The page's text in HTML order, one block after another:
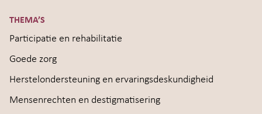
THEMA’S
Participatie en rehabilitatie
Goede zorg
Herstelondersteuning en ervaringsdeskundigheid
Mensenrechten en destigmatisering